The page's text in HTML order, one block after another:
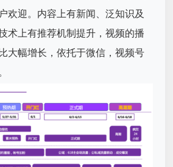
欢迎。内容上有新闻、泛知识及
术上有推荐机制提升，视频的播
大幅增长，依托于微信，视频号